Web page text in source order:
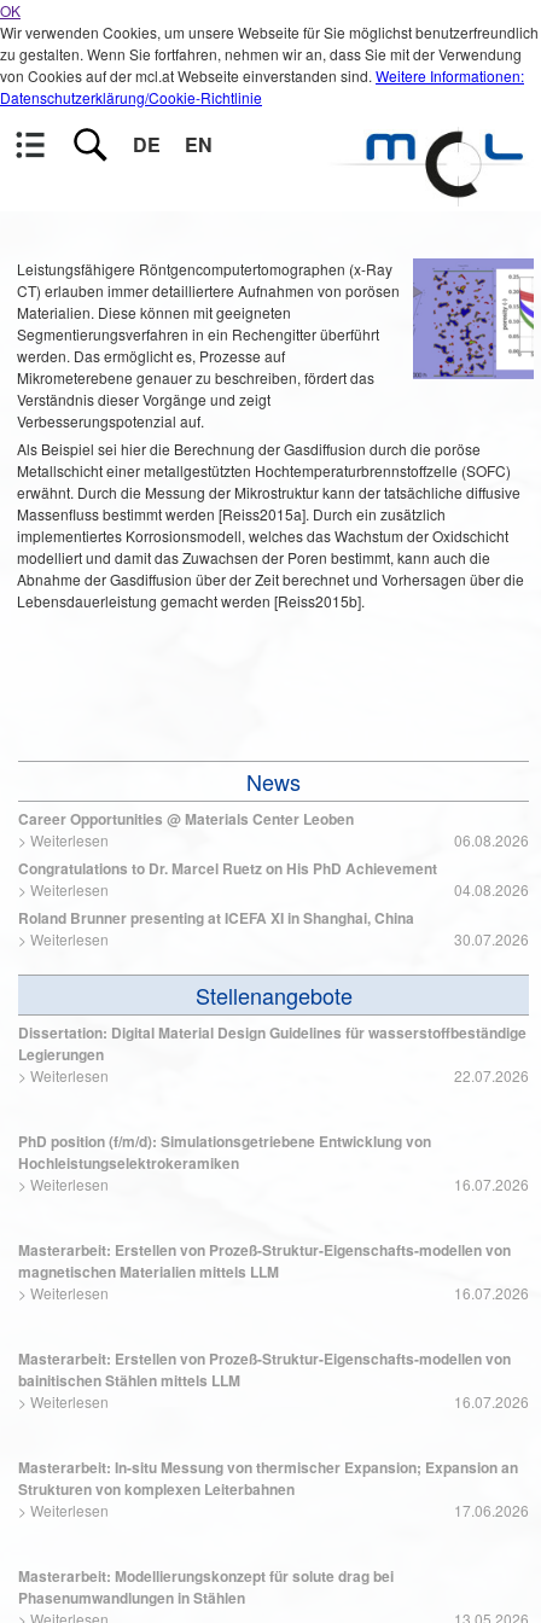
OK
Wir verwenden Cookies, um unsere Webseite für Sie möglichst benutzerfreundlich
zu gestalten. Wenn Sie fortfahren, nehmen wir an, dass Sie mit der Verwendung
von Cookies auf der mcl.at Webseite einverstanden sind. Weitere Informationen:
Datenschutzerklärung/Cookie-Richtlinie
DE EN
Leistungsfähigere Röntgencomputertomographen (x-Ray
CT) erlauben immer detailliertere Aufnahmen von porösen
Materialien. Diese können mit geeigneten
Segmentierungsverfahren in ein Rechengitter überführt
werden. Das ermöglicht es, Prozesse auf
Mikrometerebene genauer zu beschreiben, fördert das
Verständnis dieser Vorgänge und zeigt
Verbesserungspotenzial auf.
Als Beispiel sei hier die Berechnung der Gasdiffusion durch die poröse
Metallschicht einer metallgestützten Hochtemperaturbrennstoffzelle (SOFC)
erwähnt. Durch die Messung der Mikrostruktur kann der tatsächliche diffusive
Massenfluss bestimmt werden [Reiss2015a]. Durch ein zusätzlich
implementiertes Korrosionsmodell, welches das Wachstum der Oxidschicht
modelliert und damit das Zuwachsen der Poren bestimmt, kann auch die
Abnahme der Gasdiffusion über der Zeit berechnet und Vorhersagen über die
Lebensdauerleistung gemacht werden [Reiss2015b].
News
Career Opportunities @ Materials Center Leoben
> Weiterlesen 06.08.2026
Congratulations to Dr. Marcel Ruetz on His PhD Achievement
> Weiterlesen 04.08.2026
Roland Brunner presenting at ICEFA XI in Shanghai, China
> Weiterlesen 30.07.2026
Stellenangebote
Dissertation: Digital Material Design Guidelines für wasserstoffbeständige
Legierungen
> Weiterlesen 22.07.2026
PhD position (f/m/d): Simulationsgetriebene Entwicklung von
Hochleistungselektrokeramiken
> Weiterlesen 16.07.2026
Masterarbeit: Erstellen von Prozeß-Struktur-Eigenschafts-modellen von
magnetischen Materialien mittels LLM
> Weiterlesen 16.07.2026
Masterarbeit: Erstellen von Prozeß-Struktur-Eigenschafts-modellen von
bainitischen Stählen mittels LLM
> Weiterlesen 16.07.2026
Masterarbeit: In-situ Messung von thermischer Expansion; Expansion an
Strukturen von komplexen Leiterbahnen
> Weiterlesen 17.06.2026
Masterarbeit: Modellierungskonzept für solute drag bei
Phasenumwandlungen in Stählen
> Weiterlesen 13.05.2026